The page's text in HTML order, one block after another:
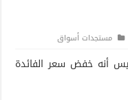
مستجدات أسواق
أنه خفض سعر الفائدة